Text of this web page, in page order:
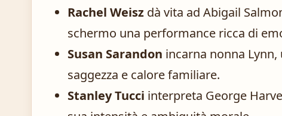
Rachel Weisz dà vita ad Abigail
schermo una performance ricca di
Susan Sarandon incarna nonna
saggezza e calore familiare.
Stanley Tucci interpreta George